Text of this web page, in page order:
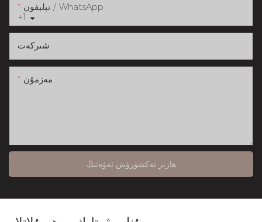
+1
تېلېفون / WhatsApp
شىركەت
مەزمۇن
ھازىر تەكشۈرۈش ئەۋەتىڭ